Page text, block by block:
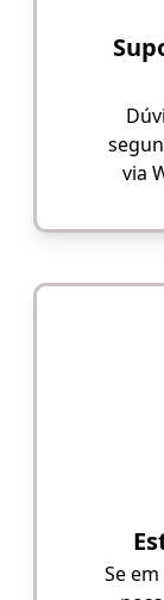
via
Se